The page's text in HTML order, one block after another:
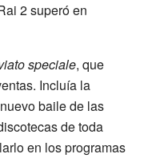
2 superó en
speciale, que
Incluía la
baile de las
de toda
en los programas